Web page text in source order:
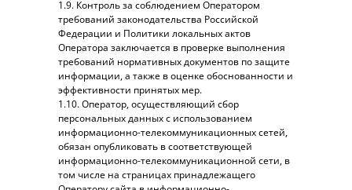
1.9. Контроль за соблюдением Оператором
требований законодательства Российской
Федерации и Политики локальных актов
Оператора заключается в проверке выполнения
требований нормативных документов по защите
информации, а также в оценке обоснованности и
эффективности принятых мер.
1.10. Оператор, осуществляющий сбор
персональных данных с использованием
информационно-телекоммуникационных сетей,
обязан опубликовать в соответствующей
информационно-телекоммуникационной сети, в
том числе на страницах принадлежащего